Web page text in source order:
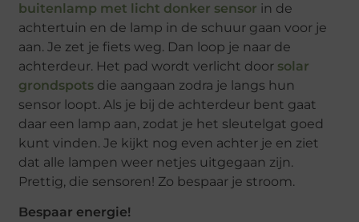
buitenlamp met licht donker sensor in de
achtertuin en de lamp in de schuur gaan voor je
aan. Je zet je fiets weg. Dan loop je naar de
achterdeur. Het pad wordt verlicht door solar
grondspots die aangaan zodra je langs hun
sensor loopt. Als je bij de achterdeur bent gaat
daar een lamp aan, zodat je het sleutelgat goed
kunt vinden. Je kijkt nog even achter je en ziet
dat alle lampen weer netjes uitgegaan zijn.
Prettig, die sensoren! Zo bespaar je stroom.
Bespaar energie!